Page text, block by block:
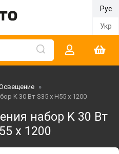
Рус
Укр
»
K 30 Вт S35 x Н55 x 1200
набор K 30 Вт
x 1200